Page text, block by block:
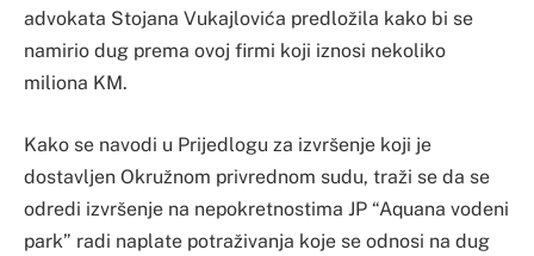
advokata Stojana Vukajlovića predložila kako bi se
namirio dug prema ovoj firmi koji iznosi nekoliko
miliona KM.
Kako se navodi u Prijedlogu za izvršenje koji je
dostavljen Okružnom privrednom sudu, traži se da se
odredi izvršenje na nepokretnostima JP “Aquana vodeni
park” radi naplate potraživanja koje se odnosi na dug